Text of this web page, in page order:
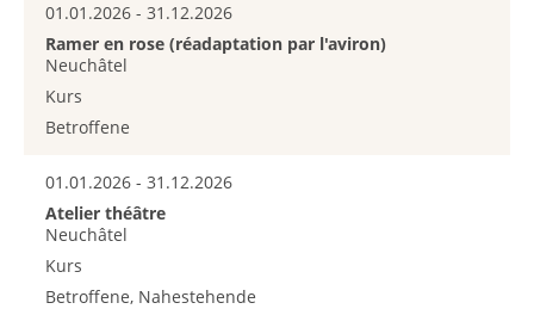
01.01.2026 - 31.12.2026
Ramer en rose (réadaptation par l'aviron)
Neuchâtel
Kurs
Betroffene
01.01.2026 - 31.12.2026
Atelier théâtre
Neuchâtel
Kurs
Betroffene, Nahestehende